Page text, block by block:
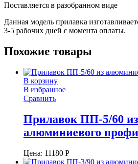
Поставляется в разобранном виде
Данная модель прилавка
3-5 рабочих дней с момента оплаты.
Похожие товары
В корзину
В избранное
Сравнить
Прилавок ПП-5/60 из
алюминиевого
Цена: 11180 Р